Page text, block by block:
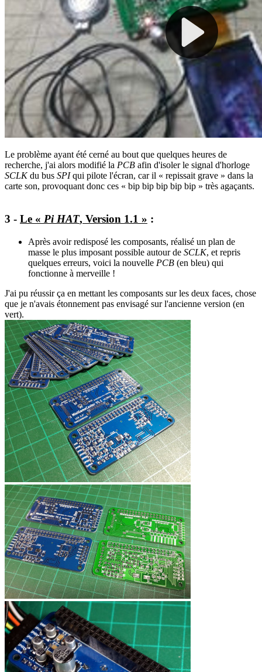
Le problème ayant été cerné au bout que quelques heures de
recherche, j'ai alors modifié la PCB afin d'isoler le signal d'horloge
SCLKdu bus SPIqui pilote l'écran, car il « repissait grave » dans la
carte son, provoquant donc ces « bip bip bip bip bip » très agaçants.
3 - Le « Pi HAT, Version 1.1 » :
Après avoir redisposé les composants, réalisé un plan de
masse le plus imposant possible autour de SCLK, et repris
quelques erreurs, voici la nouvelle PCB (en bleu) qui
fonctionne à merveille !
J'ai pu réussir ça en mettant les composants sur les deux faces, chose
que je n'avais étonnement pas envisagé sur l'ancienne version (en
vert).